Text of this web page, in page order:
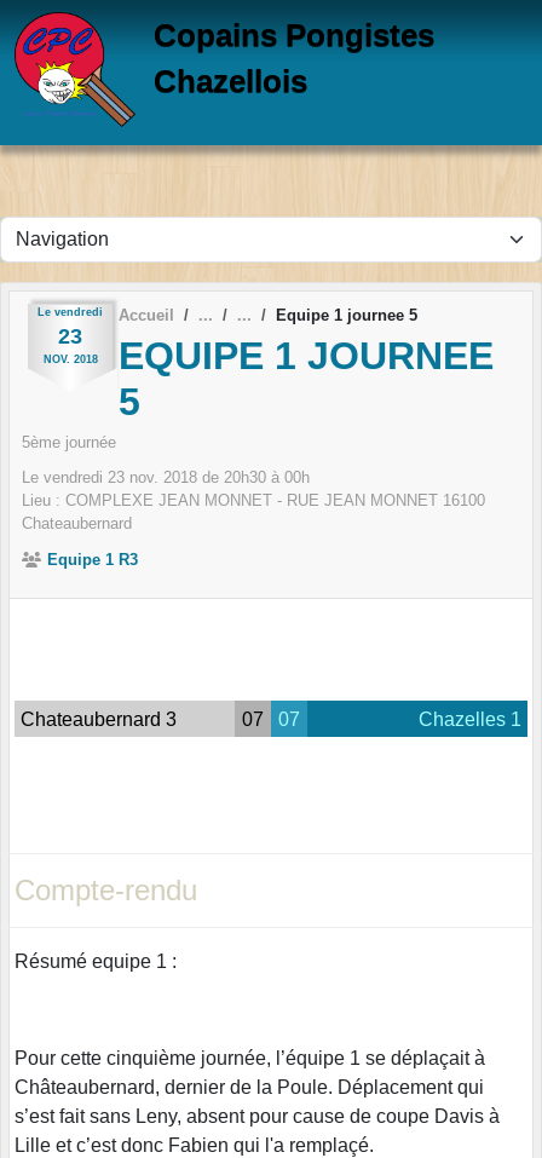
Copains Pongistes
Chazellois
Le vendredi
23
NOV. 2018
Accueil Equipe 1 journee 5
EQUIPE 1 JOURNEE
5
5ème journée
Le vendredi 23 nov. 2018 de 20h30 à 00h
Lieu : COMPLEXE JEAN MONNET - RUE JEAN MONNET 16100
Chateaubernard
Equipe 1 R3
Chateaubernard 3 07 07 Chazelles 1
Compte-rendu
Résumé equipe 1 :
Pour cette cinquième journée, l’équipe 1 se déplaçait à
Châteaubernard, dernier de la Poule. Déplacement qui
s’est fait sans Leny, absent pour cause de coupe Davis à
Lille et c’est donc Fabien qui l'a remplaçé.
Panneau de gestion des cookies